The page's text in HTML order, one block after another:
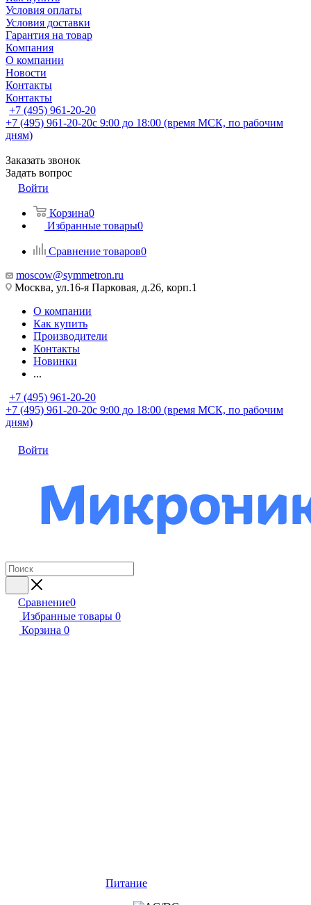
Условия оплаты
Условия доставки
Гарантия на товар
Компания
О компании
Новости
Контакты
Контакты
+7 (495) 961-20-20
+7 (495) 961-20-20с 9:00 до 18:00 (время МСК, по рабочим
дням)
Заказать звонок
Задать вопрос
Войти
Корзина0
Избранные товары0
Сравнение товаров0
moscow@symmetron.ru
Москва, ул.16-я Парковая, д.26, корп.1
О компании
Как купить
Производители
Контакты
Новинки
...
+7 (495) 961-20-20
+7 (495) 961-20-20с 9:00 до 18:00 (время МСК, по рабочим
дням)
Войти
Сравнение0
Избранные товары 0
Корзина 0
Питание